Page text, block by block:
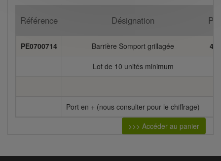
Référence Désignation
PE0700714 Barrière Somport grillagée
Lot de 10 unités minimum
Port en + (nous consulter pour le chiffrage)
>>> Accéder au panier